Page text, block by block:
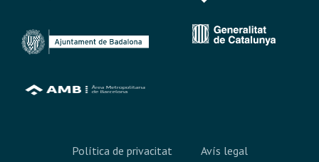
Política de privacitat Avís legal